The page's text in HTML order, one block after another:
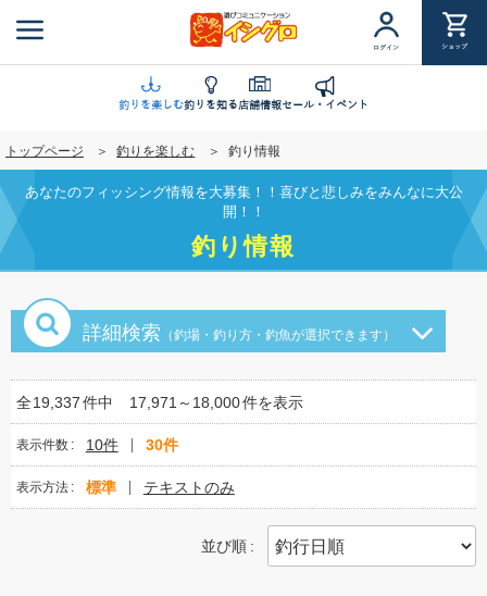
ン
に
移
動
ログイン ショップ
釣りを楽しむ釣りを知る店舗情報セール・イベント
トップページ 釣りを楽しむ 釣り情報
あなたのフィッシング情報を大募集！！喜びと悲しみをみんなに大公
開！！
釣り情報
詳細検索 （釣場・釣り方・釣魚が選択できます）
全19,337件中 17,971～18,000件を表示
表示件数 10件 30件
表示方法 標準 テキストのみ
並び順